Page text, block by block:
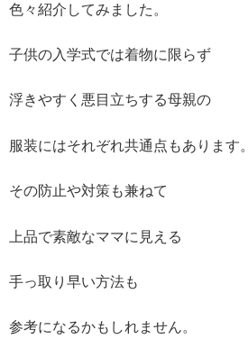
色々紹介してみました。
子供の入学式では着物に限らず
浮きやすく悪目立ちする母親の
服装にはそれぞれ共通点もあります。
その防止や対策も兼ねて
上品で素敵なママに見える
手っ取り早い方法も
参考になるかもしれません。